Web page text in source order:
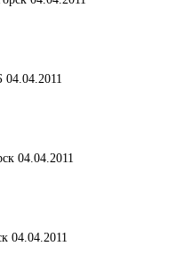
04.04.2011
04.04.2011
04.04.2011